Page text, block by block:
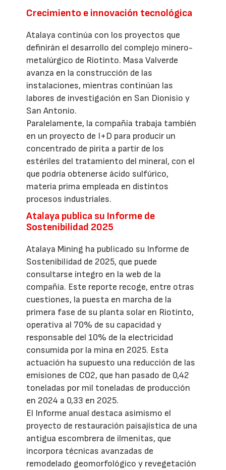
Crecimiento e innovación tecnológica
Atalaya continúa con los proyectos que
definirán el desarrollo del complejo minero-
metalúrgico de Riotinto. Masa Valverde
avanza en la construcción de las
instalaciones, mientras continúan las
labores de investigación en San Dionisio y
San Antonio.
Paralelamente, la compañía trabaja también
en un proyecto de I+D para producir un
concentrado de pirita a partir de los
estériles del tratamiento del mineral, con el
que podría obtenerse ácido sulfúrico,
materia prima empleada en distintos
procesos industriales.
Atalaya publica su Informe de
Sostenibilidad 2025
Atalaya Mining ha publicado su Informe de
Sostenibilidad de 2025, que puede
consultarse íntegro en la web de la
compañía. Este reporte recoge, entre otras
cuestiones, la puesta en marcha de la
primera fase de su planta solar en Riotinto,
operativa al 70% de su capacidad y
responsable del 10% de la electricidad
consumida por la mina en 2025. Esta
actuación ha supuesto una reducción de las
emisiones de CO2, que han pasado de 0,42
toneladas por mil toneladas de producción
en 2024 a 0,33 en 2025.
El Informe anual destaca asimismo el
proyecto de restauración paisajística de una
antigua escombrera de ilmenitas, que
incorpora técnicas avanzadas de
remodelado geomorfológico y revegetación